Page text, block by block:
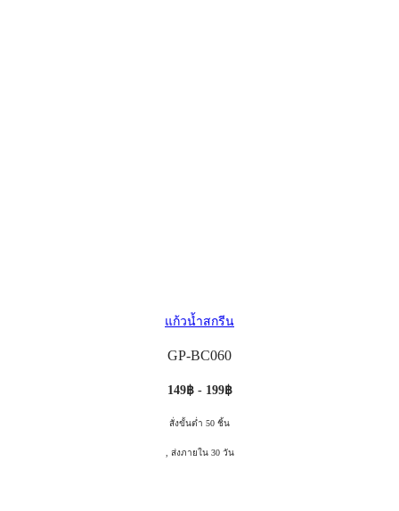
แก้วน้ำสกรีน
GP-BC060
149฿ - 199฿
สั่งขั้นต่ำ 50 ชิ้น
, ส่งภายใน 30 วัน